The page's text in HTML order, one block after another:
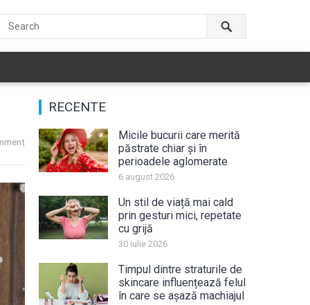
RECENTE
Micile bucurii care merită
păstrate chiar și în
perioadele aglomerate
6 august 2026
Un stil de viață mai cald
prin gesturi mici, repetate
cu grijă
30 iulie 2026
Timpul dintre straturile de
skincare influențează felul
în care se așază machiajul